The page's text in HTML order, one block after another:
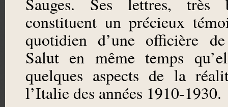
constituent un précieux
quotidien d’une officière
Salut en même temps
quelques aspects de la
l’Italie des années 1910-1930.